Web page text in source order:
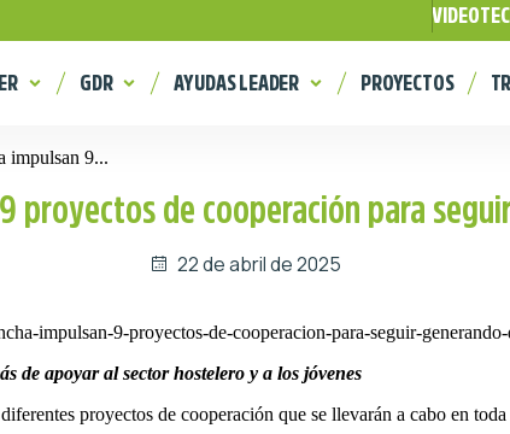
GDR AYUDAS LEADER PROYECTOS
impulsan 9...
proyectos de cooperación para
22 de abril de 2025
de apoyar al sector hostelero y a los jóvenes
proyectos de cooperación que se llevarán a cabo en